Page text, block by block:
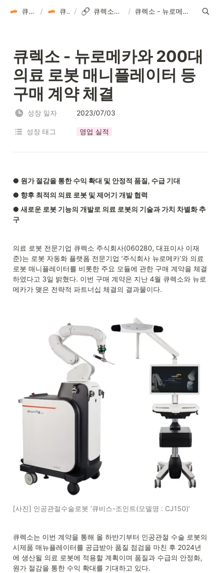
큐렉소 Career / 큐렉소 소개 / 큐렉소의 최근 소식과 성장 / 큐렉소 - 뉴로메카와 200대 의료 로봇 매니플레이터 등 구매 계약 체결
큐렉소 - 뉴로메카와 200대
의료 로봇 매니플레이터 등
구매 계약 체결
성장 일자 2023/07/03
성장 태그 영업 실적
● 원가 절감을 통한 수익 확대 및 안정적 품질, 수급 기대
● 향후 최적의 의료 로봇 및 제어기 개발 협력
● 새로운 로봇 기능의 개발로 의료 로봇의 기술과 가치 차별화 추
구
의료 로봇 전문기업 큐렉소 주식회사(060280, 대표이사 이재
준)는 로봇 자동화 플랫폼 전문기업 ‘주식회사 뉴로메카’와 의료
로봇 매니플레이터를 비롯한 주요 모듈에 관한 구매 계약을 체결
하였다고 3일 밝혔다. 이번 구매 계약은 지난 4월 큐렉소와 뉴로
메카가 맺은 전략적 파트너십 체결의 결과물이다.
[사진] 인공관절수술로봇 ‘큐비스-조인트(모델명 : CJ150)’
큐렉소는 이번 계약을 통해 올 하반기부터 인공관절 수술 로봇의
시제품 매뉴플레이터를 공급받아 품질 점검을 마친 후 2024년
에 생산될 의료 로봇에 적용할 계획이며 품질과 수급의 안정화,
원가 절감을 통한 수익 확대를 기대하고 있다.